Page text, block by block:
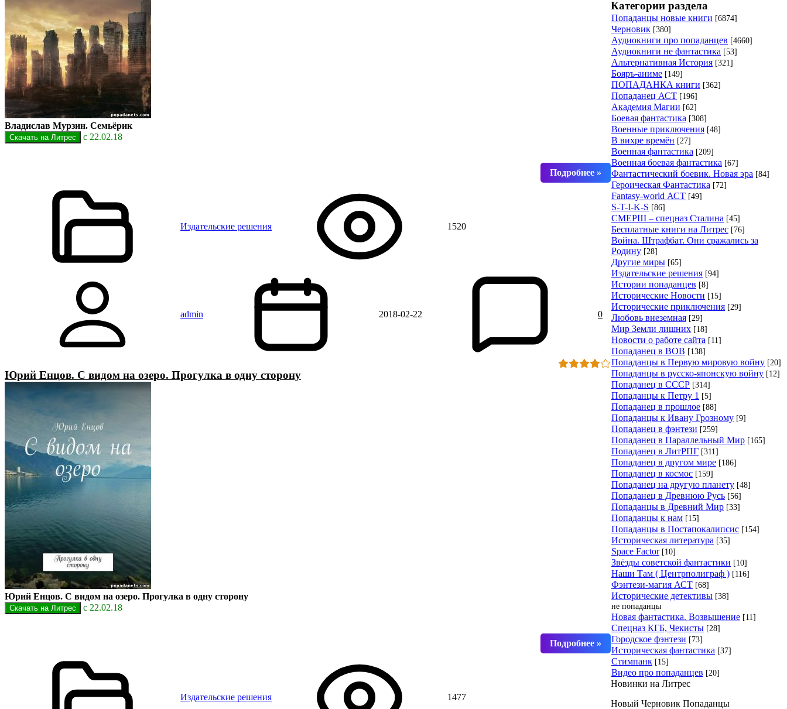
Владислав Мурзин. Семьёрик
с 22.02.18
Издательские решения 1520
admin 2018-02-22 0
Юрий Енцов. С видом на озеро. Прогулка в одну сторону
Юрий Енцов. С видом на озеро. Прогулка в одну сторону
с 22.02.18
Издательские решения 1477
Категории раздела
Попаданцы новые книги [6874]
Черновик [380]
Аудиокниги про попаданцев [4660]
Аудиокниги не фантастика [53]
Альтернативная История [321]
Бояръ-аниме [149]
ПОПАДАНКА книги [362]
Попаданец АСТ [196]
Академия Магии [62]
Боевая фантастика [308]
Военные приключения [48]
В вихре времён [27]
Военная фантастика [209]
Военная боевая фантастика [67]
Фантастический боевик. Новая эра [84]
Героическая Фантастика [72]
Fantasy-world АСТ [49]
S-T-I-K-S [86]
СМЕРШ – спецназ Сталина [45]
Бесплатные книги на Литрес [76]
Война. Штрафбат. Они сражались за
Родину [28]
Другие миры [65]
Издательские решения [94]
Истории попаданцев [8]
Исторические Новости [15]
Исторические приключения [29]
Любовь внеземная [29]
Мир Земли лишних [18]
Новости о работе сайта [11]
Попаданец в ВОВ [138]
Попаданцы в Первую мировую войну [20]
Попаданцы в русско-японскую войну [12]
Попаданец в СССР [314]
Попаданцы к Петру 1 [5]
Попаданец в прошлое [88]
Попаданцы к Ивану Грозному [9]
Попаданец в фэнтези [259]
Попаданец в Параллельный Мир [165]
Попаданец в ЛитРПГ [311]
Попаданец в другом мире [186]
Попаданец в космос [159]
Попаданец на другую планету [48]
Попаданец в Древнюю Русь [56]
Попаданцы в Древний Мир [33]
Попаданцы к нам [15]
Попаданцы в Постапокалипсис [154]
Историческая литература [35]
Space Factor [10]
Звёзды советской фантастики [10]
Наши Там ( Центрполиграф ) [116]
Фэнтези-магия АСТ [68]
Исторические детективы [38]
не попаданцы
Новая фантастика. Возвышение [11]
Спецназ КГБ, Чекисты [28]
Городское фэнтези [73]
Историческая фантастика [37]
Стимпанк [15]
Видео про попаданцев [20]
Новинки на Литрес
Новый Черновик Попаданцы